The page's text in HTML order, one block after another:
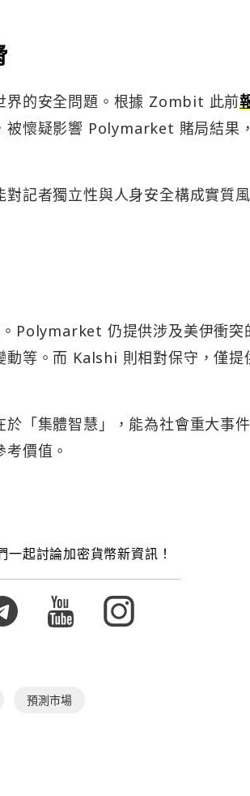
界的安全問題。根據 Zombit 此前
被懷疑影響 Polymarket 賭局結果
記者獨立性與人身安全構成實質風
Polymarket 仍提供涉及美伊衝突
等。而 Kalshi 則相對保守，僅提
「集體智慧」，能為社會重大事
價值。
起討論加密貨幣新資訊！
預測市場